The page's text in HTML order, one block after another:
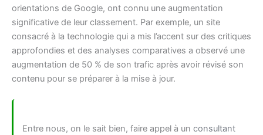
orientations de Google, ont connu une augmentation
significative de leur classement. Par exemple, un site
consacré à la technologie qui a mis l’accent sur des critiques
approfondies et des analyses comparatives a observé une
augmentation de 50 % de son trafic après avoir révisé son
contenu pour se préparer à la mise à jour.
Entre nous, on le sait bien, faire appel à un consultant